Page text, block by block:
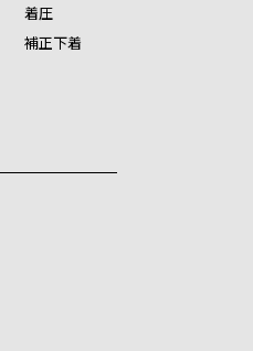
着圧
補正下着